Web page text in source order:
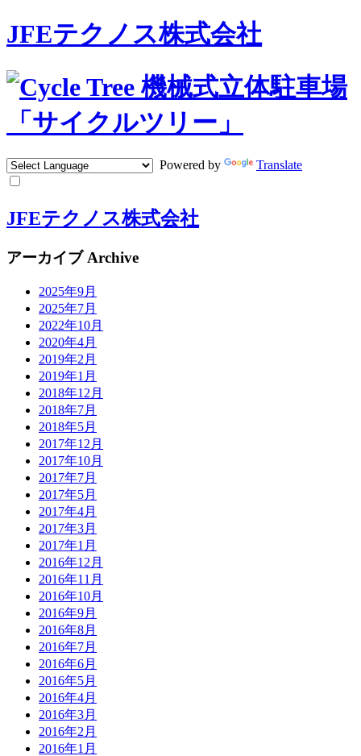
JFEテクノス株式会社
Powered by Translate
JFEテクノス株式会社
アーカイブ Archive
2025年9月
2025年7月
2022年10月
2020年4月
2019年2月
2019年1月
2018年12月
2018年7月
2018年5月
2017年12月
2017年10月
2017年7月
2017年5月
2017年4月
2017年3月
2017年1月
2016年12月
2016年11月
2016年10月
2016年9月
2016年8月
2016年7月
2016年6月
2016年5月
2016年4月
2016年3月
2016年2月
2016年1月